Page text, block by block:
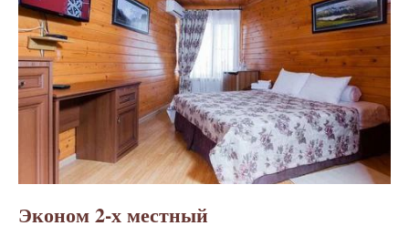
Эконом 2-х местный